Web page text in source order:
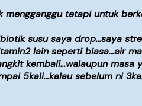
tetapi untuk
susu saya drop…saya
lain seperti biasa…air
kembali…walaupun
5kali…kalau sebelum ni